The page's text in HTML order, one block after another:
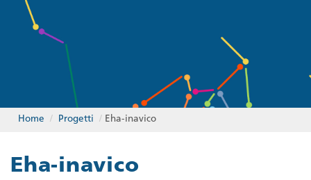
Home / Progetti / Eha-inavico
Eha-inavico